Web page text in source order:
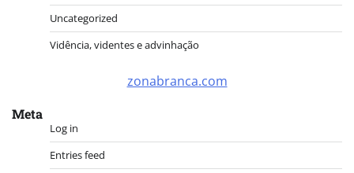
Uncategorized
Vidência, videntes e advinhação
zonabranca.com
Meta
Log in
Entries feed